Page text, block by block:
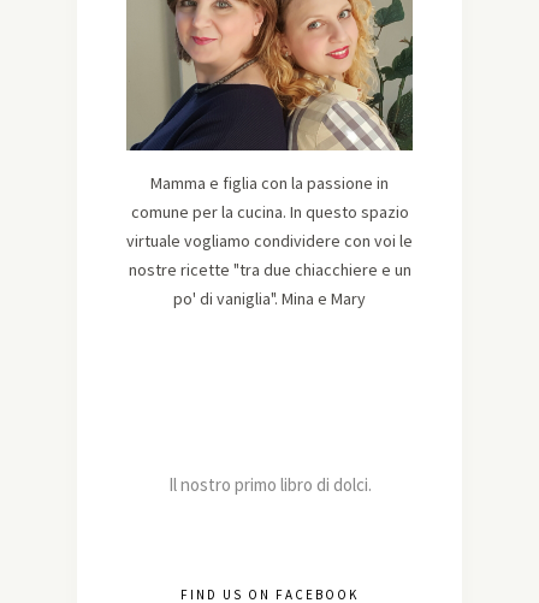
Mamma e figlia con la passione in
comune per la cucina. In questo spazio
virtuale vogliamo condividere con voi le
nostre ricette "tra due chiacchiere e un
po' di vaniglia". Mina e Mary
Il nostro primo libro di dolci.
FIND US ON FACEBOOK